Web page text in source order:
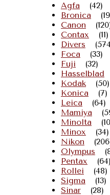
Agfa
(42)
Bronica
Canon
Contax
(11)
Divers
Foca
(33)
Fuji
(32)
Hasselblad
Kodak
(50)
Konica
(7)
Leica
(64)
Mamiya
Minolta
Minox
(34)
Nikon
Olympus
Pentax
Rollei
(48)
Sigma
(13)
Sinar
(28)